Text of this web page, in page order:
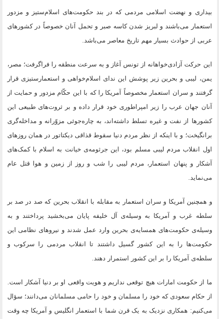
بیداری و نهضت اسلامی مردمی که در بند حکومت‌های اسلام‌ستیز و مزدور
استعمار می‌باشند و لبریز شدن کاسه‌ صبر و تحمل آنان خصوصاً در کشورهای
عربی از حوادث بسیار مهم تاریخ معاصر می‌باشد.
این حرکت آزادی‌خواهانه از تونس آغاز و به سرعت منطقه را فراگرفت؛ مصر،
یمن، لیبی و بحرین زیر پوشش این ندای اسلام‌خواهی و استعمارستیزی قرار
گرفتند و سران استعمار مخصوصاً آمریکا را که با این حکّام مزدور و حمایت از
آنان جهان عرب را زیر امپراطوری خود قرار داده و بر ثروت‌های طبیعی این
کشورها از نفت و غیره تسلط داشته‌اند، به چاره‌جوئی مزوّرانه و مداخله‌گری
برانگیخت؛ و با اینکه از نظر مردم دنیا سقوط قذاقی دیکتاتور در همان روزهای
اول انقلاب مردم لیبی مسلم بود، این جرثومه‌ی خیانت به اسلام با کمک‌های
آشکار و پنهان استعمار، مردم لیبی را شب و روز از زمین و هوا قتل عام
می‌نماید.
و همچنین آمریکا و سران استعمار به مقابله با انقلاب بحرین که صد در صد بر
سلطه غرب و آمریکا به وسیله‌ی آل خلیفه پایان می‌بخشید پرداختند و به
وسیله‌ی حکومت‌های همسایه‌ی بحرین وارد عمل شدند و نیروهای نظامی این
حکومت‌ها را به این کشور گسیل داشتند تا انقلاب مردمی را سرکوب و
سلطه‌ی آمریکا را بر این کشور استمرار دهند.
ما از حکومت امارات هیچ توقعی نداریم و هویت واقعی او بر دنیا آشکار است.
از حکام سعودی که خود را مسلمان و خود را حامی مسلمانان می‌دانند؛ سؤال
می‌کنیم: همکاری‌ نزدیک به یک قرن شما با استعمار انگلیس و آمریکا چه وقت